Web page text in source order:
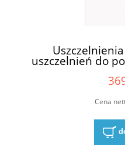
uszczelnień do
Cena